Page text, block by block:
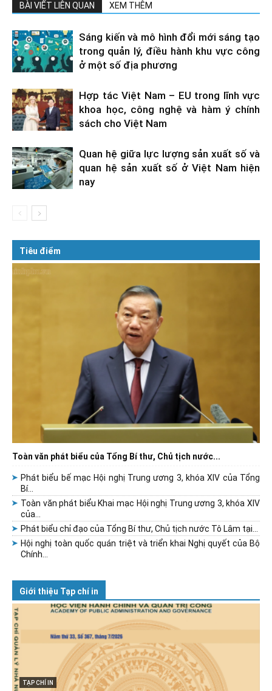
BÀI VIẾT LIÊN QUAN XEM THÊM
Sáng kiến và mô hình đổi mới sáng tạo
trong quản lý, điều hành khu vực công
ở một số địa phương
Hợp tác Việt Nam – EU trong lĩnh vực
khoa học, công nghệ và hàm ý chính
sách cho Việt Nam
Quan hệ giữa lực lượng sản xuất số và
quan hệ sản xuất số ở Việt Nam hiện
nay
Tiêu điểm
Toàn văn phát biểu của Tổng Bí thư, Chủ tịch nước...
Phát biểu bế mạc Hội nghị Trung ương 3, khóa XIV của Tổng
Bí...
Toàn văn phát biểu Khai mạc Hội nghị Trung ương 3, khóa XIV
của...
Phát biểu chỉ đạo của Tổng Bí thư, Chủ tịch nước Tô Lâm tại...
Hội nghị toàn quốc quán triệt và triển khai Nghị quyết của Bộ
Chính...
Giới thiệu Tạp chí in
TẠP CHÍ IN